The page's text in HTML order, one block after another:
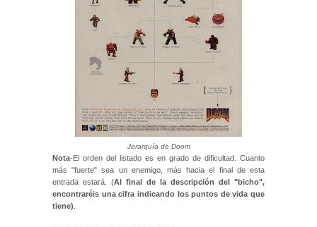
Jerarquía de Doom
Nota-El orden del listado es en grado de dificultad. Cuanto
más "fuerte" sea un enemigo, más hacia el final de esta
entrada estará. (Al final de la descripción del "bicho",
encontraréis una cifra indicando los puntos de vida que
tiene)